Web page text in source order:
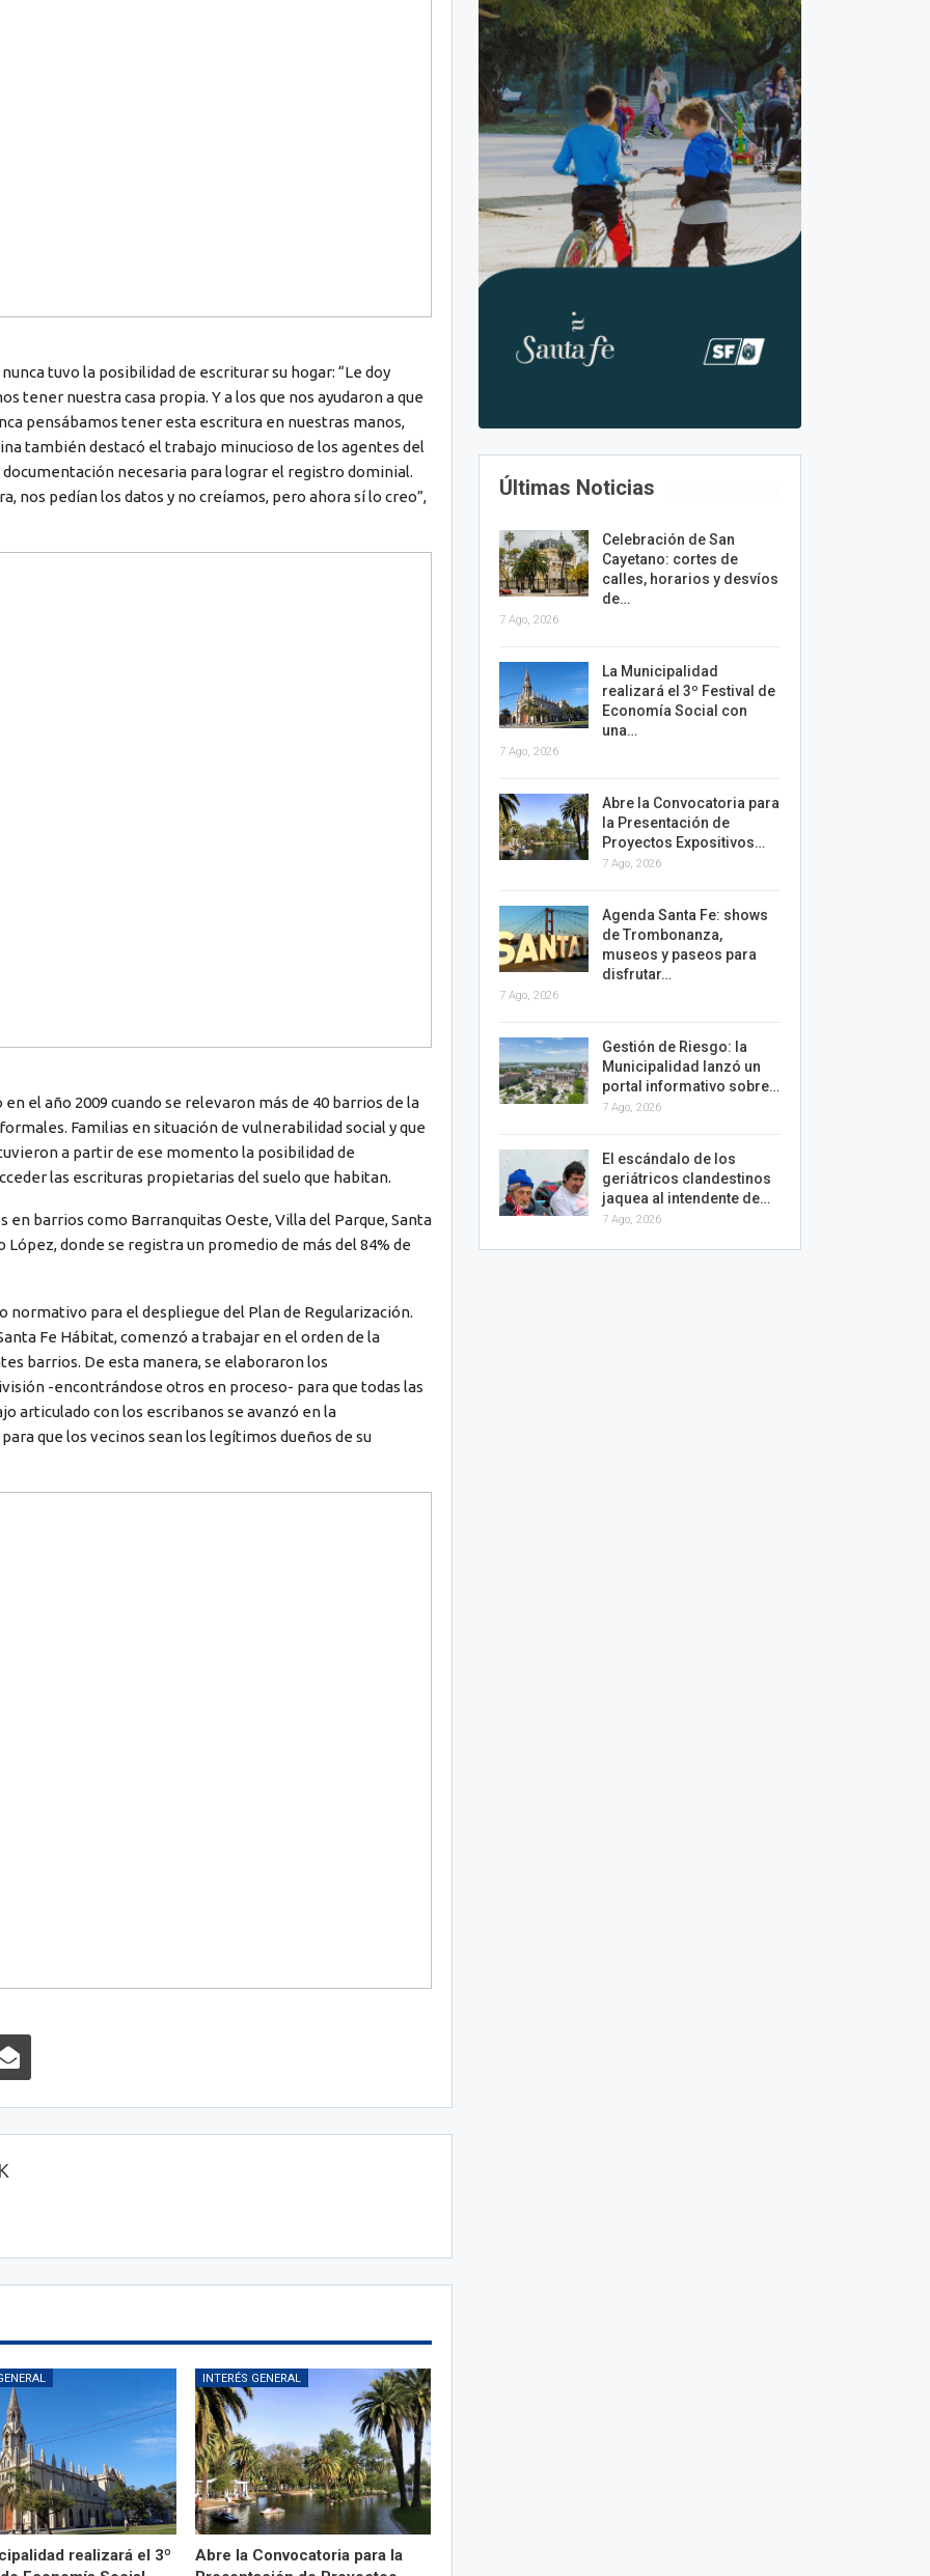
tuvo la posibilidad de escriturar su hogar: “Le doy
tener nuestra casa propia. Y a los que nos ayudaron a que
pensábamos tener esta escritura en nuestras manos,
también destacó el trabajo minucioso de los agentes del
necesaria para lograr el registro dominial.
nos pedían los datos y no creíamos, pero ahora sí lo creo”,
el año 2009 cuando se relevaron más de 40 barrios de la
Familias en situación de vulnerabilidad social y que
a partir de ese momento la posibilidad de
las escrituras propietarias del suelo que habitan.
en barrios como Barranquitas Oeste, Villa del Parque, Santa
López, donde se registra un promedio de más del 84% de
normativo para el despliegue del Plan de Regularización.
Fe Hábitat, comenzó a trabajar en el orden de la
barrios. De esta manera, se elaboraron los
-encontrándose otros en proceso- para que todas las
articulado con los escribanos se avanzó en la
que los vecinos sean los legítimos dueños de su
realizará el 3º
INTERÉS GENERAL
Abre la Convocatoria para la
Últimas Noticias
Celebración de San
Cayetano: cortes de
calles, horarios y desvíos
de…
7 Ago, 2026
La Municipalidad
realizará el 3º Festival de
Economía Social con
una…
7 Ago, 2026
Abre la Convocatoria para
la Presentación de
Proyectos Expositivos…
7 Ago, 2026
Agenda Santa Fe: shows
de Trombonanza,
museos y paseos para
disfrutar…
7 Ago, 2026
Gestión de Riesgo: la
Municipalidad lanzó un
portal informativo sobre…
7 Ago, 2026
El escándalo de los
geriátricos clandestinos
jaquea al intendente de…
7 Ago, 2026